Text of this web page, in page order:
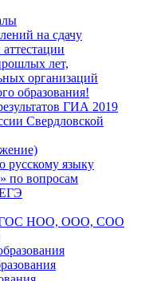
на сдачу
лет,
организаций
образования!
ГИА 2019
Свердловской
русскому языку
по вопросам
ФГОС НОО, ООО, СОО